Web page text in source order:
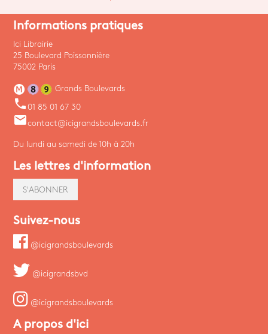
Informations pratiques
Ici Librairie
25 Boulevard Poissonnière
75002 Paris
Grands Boulevards
phone 01 85 01 67 30
emailcontact@icigrandsboulevards.fr
Du lundi au samedi de 10h à 20h
Les lettres d'information
S'ABONNER
Suivez-nous
@icigrandsboulevards
@icigrandsbvd
@icigrandsboulevards
A propos d'ici